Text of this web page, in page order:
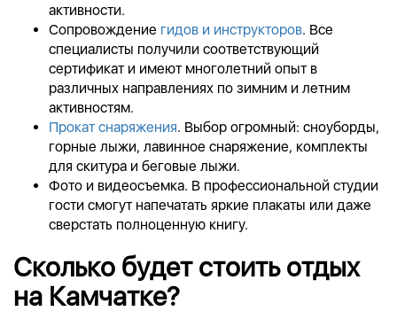
активности.
Сопровождение гидов и инструкторов. Все
специалисты получили соответствующий
сертификат и имеют многолетний опыт в
различных направлениях по зимним и летним
активностям.
Прокат снаряжения. Выбор огромный: сноуборды,
горные лыжи, лавинное снаряжение, комплекты
для скитура и беговые лыжи.
Фото и видеосъемка. В профессиональной студии
гости смогут напечатать яркие плакаты или даже
сверстать полноценную книгу.
Сколько будет стоить отдых
на Камчатке?